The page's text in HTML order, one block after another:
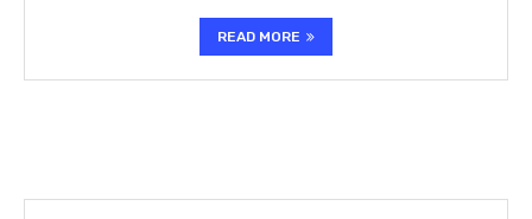
READ MORE